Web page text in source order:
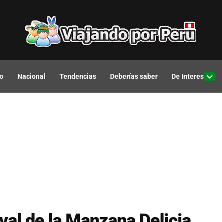
Nacional Tendencias Deberías saber De Interes